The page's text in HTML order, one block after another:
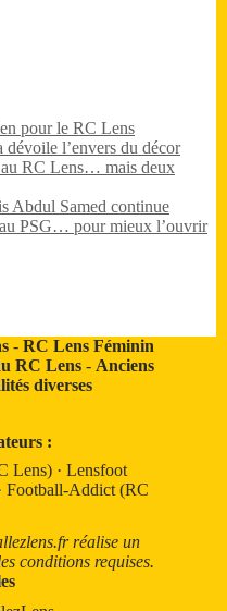
pour le RC Lens
l’envers du décor
RC Lens… mais deux
Abdul Samed continue
PSG… pour mieux l’ouvrir
-RC Lens Féminin
RC Lens- Anciens
diverses
:
Lens) ·Lensfoot
Football-Addict (RC
réalise un
conditions requises.